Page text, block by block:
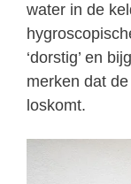
water in de
‘dorstig’ en
merken dat
loskomt.